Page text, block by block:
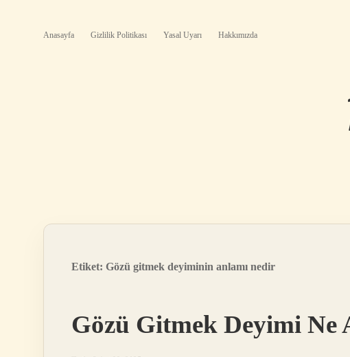
Anasayfa Gizlilik Politikası Yasal Uyarı Hakkımızda
Etiket: Gözü gitmek deyiminin anlamı nedir
Gözü Gitmek Deyimi Ne